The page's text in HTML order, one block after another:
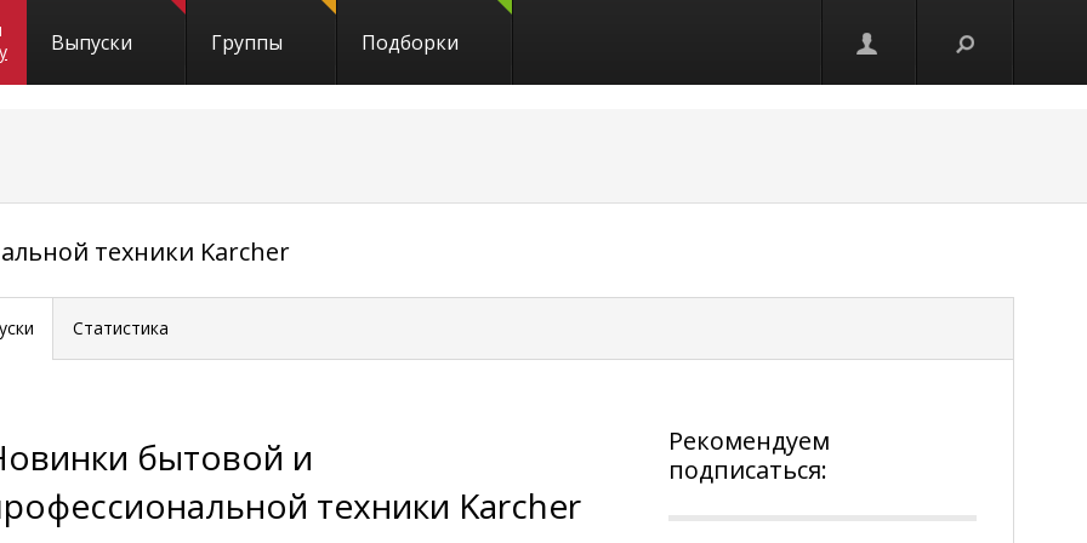
Выпуски Группы Подборки
техники Karcher
Статистика
бытовой и
техники Karcher
Рекомендуем
подписаться: